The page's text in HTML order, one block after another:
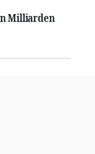
Milliarden